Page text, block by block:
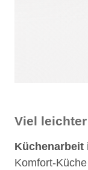
Viel
Komfort-